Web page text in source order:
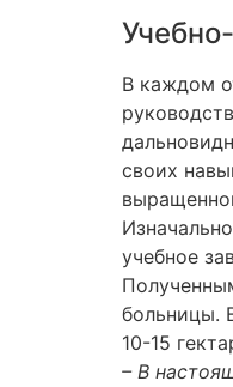
В каждом
своих
учебное
больницы.
10-15
– В